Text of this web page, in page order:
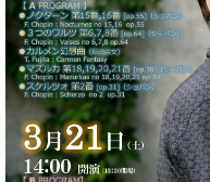
ン
レ
ジ
デ
ン
ス
音
色
と
タ
ッ
チ
ン
の
秘
密
ト
リ
ー
音
楽
家
ニ
ら
せ
(入
荷
情
報
等)
た
い！
と
い
う
方
は、
お
ン
会
員
ベ
ヒ
シ